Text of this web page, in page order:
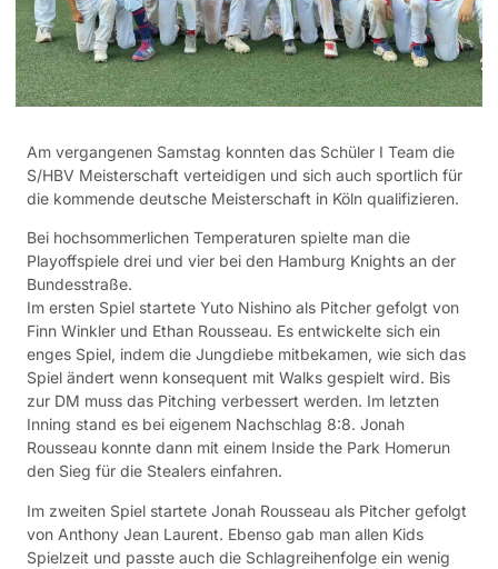
Am vergangenen Samstag konnten das Schüler I Team die
S/HBV Meisterschaft verteidigen und sich auch sportlich für
die kommende deutsche Meisterschaft in Köln qualifizieren.
Bei hochsommerlichen Temperaturen spielte man die
Playoffspiele drei und vier bei den Hamburg Knights an der
Bundesstraße.
Im ersten Spiel startete Yuto Nishino als Pitcher gefolgt von
Finn Winkler und Ethan Rousseau. Es entwickelte sich ein
enges Spiel, indem die Jungdiebe mitbekamen, wie sich das
Spiel ändert wenn konsequent mit Walks gespielt wird. Bis
zur DM muss das Pitching verbessert werden. Im letzten
Inning stand es bei eigenem Nachschlag 8:8. Jonah
Rousseau konnte dann mit einem Inside the Park Homerun
den Sieg für die Stealers einfahren.
Im zweiten Spiel startete Jonah Rousseau als Pitcher gefolgt
von Anthony Jean Laurent. Ebenso gab man allen Kids
Spielzeit und passte auch die Schlagreihenfolge ein wenig